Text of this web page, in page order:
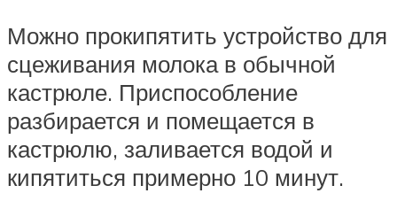
Можно прокипятить устройство для
сцеживания молока в обычной
кастрюле. Приспособление
разбирается и помещается в
кастрюлю, заливается водой и
кипятиться примерно 10 минут.